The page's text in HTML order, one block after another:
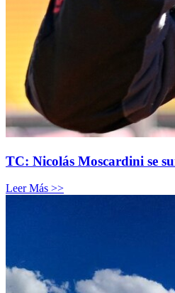
TC: Nicolás Moscardini se
Leer Más >>